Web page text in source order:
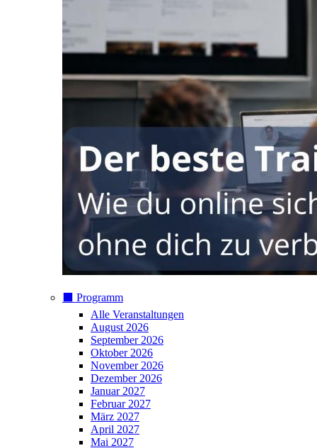
⬛️ Programm
Alle Veranstaltungen
August 2026
September 2026
Oktober 2026
November 2026
Dezember 2026
Januar 2027
Februar 2027
März 2027
April 2027
Mai 2027